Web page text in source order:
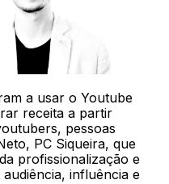
a usar o Youtube
receita a partir
pessoas
PC Siqueira, que
profissionalização e
influência e